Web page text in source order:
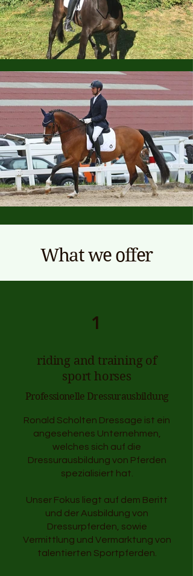
What we offer
1
riding and training of
sport horses
Professionelle Dressurausbildung
Ronald Scholten Dressage ist ein
angesehenes Unternehmen,
welches sich auf die
Dressurausbildung von Pferden
spezialisiert hat.
Unser Fokus liegt auf dem Beritt
und der Ausbildung von
Dressurpferden, sowie
Vermittlung und Vermarktung von
talentierten Sportpferden.